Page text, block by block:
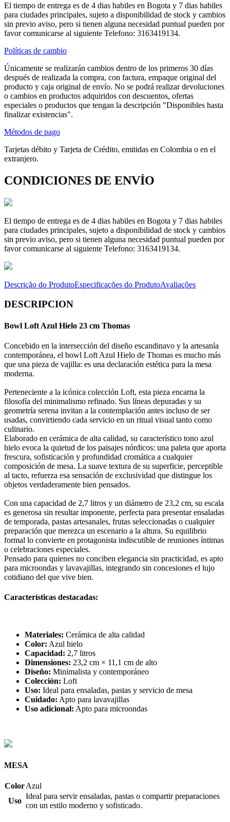
El tiempo de entrega es de 4 dias habiles en Bogota y 7 dias habiles
para ciudades principales, sujeto a disponibilidad de stock y cambios
sin previo aviso, pero si tienen alguna necesidad puntual pueden por
favor comunicarse al siguiente Telefono: 3163419134.
Políticas de cambio
Únicamente se realizarán cambios dentro de los primeros 30 días
después de realizada la compra, con factura, empaque original del
producto y caja original de envío. No se podrá realizar devoluciones
o cambios en productos adquiridos con descuentos, ofertas
especiales o productos que tengan la descripción "Disponibles hasta
finalizar existencias".
Métodos de pago
Tarjetas débito y Tarjeta de Crédito, emitidas en Colombia o en el
extranjero.
CONDICIONES DE ENVÍO
El tiempo de entrega es de 4 dias habiles en Bogota y 7 dias habiles
para ciudades principales, sujeto a disponibilidad de stock y cambios
sin previo aviso, pero si tienen alguna necesidad puntual pueden por
favor comunicarse al siguiente Telefono: 3163419134.
Descrição do ProdutoEspecificações do ProdutoAvaliações
DESCRIPCION
Bowl Loft Azul Hielo 23 cm Thomas
Concebido en la intersección del diseño escandinavo y la artesanía
contemporánea, el bowl Loft Azul Hielo de Thomas es mucho más
que una pieza de vajilla: es una declaración estética para la mesa
moderna.
Perteneciente a la icónica colección Loft, esta pieza encarna la
filosofía del minimalismo refinado. Sus líneas depuradas y su
geometría serena invitan a la contemplación antes incluso de ser
usadas, convirtiendo cada servicio en un ritual visual tanto como
culinario.
Elaborado en cerámica de alta calidad, su característico tono azul
hielo evoca la quietud de los paisajes nórdicos: una paleta que aporta
frescura, sofisticación y profundidad cromática a cualquier
composición de mesa. La suave textura de su superficie, perceptible
al tacto, refuerza esa sensación de exclusividad que distingue los
objetos verdaderamente bien pensados.
Con una capacidad de 2,7 litros y un diámetro de 23,2 cm, su escala
es generosa sin resultar imponente, perfecta para presentar ensaladas
de temporada, pastas artesanales, frutas seleccionadas o cualquier
preparación que merezca un escenario a la altura. Su equilibrio
formal lo convierte en protagonista indiscutible de reuniones íntimas
o celebraciones especiales.
Pensado para quienes no conciben elegancia sin practicidad, es apto
para microondas y lavavajillas, integrando sin concesiones el lujo
cotidiano del que vive bien.
Características destacadas:
Materiales: Cerámica de alta calidad
Color: Azul hielo
Capacidad: 2,7 litros
Dimensiones: 23,2 cm × 11,1 cm de alto
Diseño: Minimalista y contemporáneo
Colección: Loft
Uso: Ideal para ensaladas, pastas y servicio de mesa
Cuidado: Apto para lavavajillas
Uso adicional: Apto para microondas
MESA
ColorAzul
Uso
Ideal para servir ensaladas, pastas o compartir preparaciones
con un estilo moderno y sofisticado.